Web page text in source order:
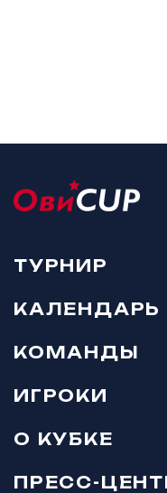
ТУРНИР
КАЛЕНДАРЬ
КОМАНДЫ
ИГРОКИ
О КУБКЕ
ПРЕСС-